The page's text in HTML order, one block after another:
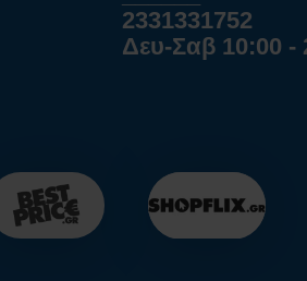
2331331752
Δευ-Σαβ 10:00 -